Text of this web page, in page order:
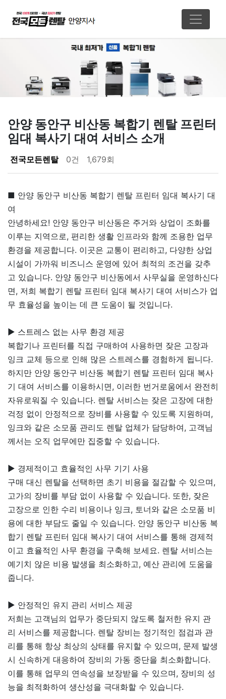
안양 동안구 비산동 복합기 렌탈 프린터
임대 복사기 대여 서비스 소개
페이지 정보
전국모든렌탈 0건 1,679회
■ 안양 동안구 비산동 복합기 렌탈 프린터 임대 복사기 대
여
안녕하세요! 안양 동안구 비산동은 주거와 상업이 조화를
이루는 지역으로, 편리한 생활 인프라와 함께 조용한 업무
환경을 제공합니다. 이곳은 교통이 편리하고, 다양한 상업
시설이 가까워 비즈니스 운영에 있어 최적의 조건을 갖추
고 있습니다. 안양 동안구 비산동에서 사무실을 운영하신다
면, 저희 복합기 렌탈 프린터 임대 복사기 대여 서비스가 업
무 효율성을 높이는 데 큰 도움이 될 것입니다.
▶ 스트레스 없는 사무 환경 제공
복합기나 프린터를 직접 구매하여 사용하면 잦은 고장과
잉크 교체 등으로 인해 많은 스트레스를 경험하게 됩니다.
하지만 안양 동안구 비산동 복합기 렌탈 프린터 임대 복사
기 대여 서비스를 이용하시면, 이러한 번거로움에서 완전히
자유로워질 수 있습니다. 렌탈 서비스는 잦은 고장에 대한
걱정 없이 안정적으로 장비를 사용할 수 있도록 지원하며,
잉크와 같은 소모품 관리도 렌탈 업체가 담당하여, 고객님
께서는 오직 업무에만 집중할 수 있습니다.
▶ 경제적이고 효율적인 사무 기기 사용
구매 대신 렌탈을 선택하면 초기 비용을 절감할 수 있으며,
고가의 장비를 부담 없이 사용할 수 있습니다. 또한, 잦은
고장으로 인한 수리 비용이나 잉크, 토너와 같은 소모품 비
용에 대한 부담도 줄일 수 있습니다. 안양 동안구 비산동 복
합기 렌탈 프린터 임대 복사기 대여 서비스를 통해 경제적
이고 효율적인 사무 환경을 구축해 보세요. 렌탈 서비스는
예기치 않은 비용 발생을 최소화하고, 예산 관리에 도움을
줍니다.
▶ 안정적인 유지 관리 서비스 제공
저희는 고객님의 업무가 중단되지 않도록 철저한 유지 관
리 서비스를 제공합니다. 렌탈 장비는 정기적인 점검과 관
리를 통해 항상 최상의 상태를 유지할 수 있으며, 문제 발생
시 신속하게 대응하여 장비의 가동 중단을 최소화합니다.
이를 통해 업무의 연속성을 보장받을 수 있으며, 장비의 성
능을 최적화하여 생산성을 극대화할 수 있습니다.